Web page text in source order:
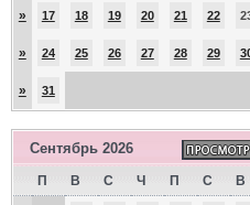
» 17 18 19 20 21 22
» 24 25 26 27 28 29
» 31
Сентябрь 2026
П В С Ч П С В